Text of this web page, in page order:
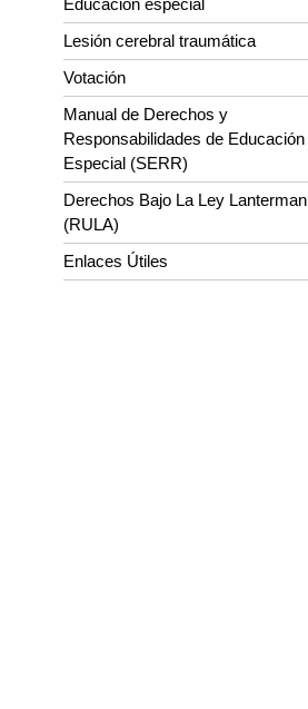
Educación especial
Lesión cerebral traumática
Votación
Manual de Derechos y
Responsabilidades de Educación
Especial (SERR)
Derechos Bajo La Ley Lanterman
(RULA)
Enlaces Útiles